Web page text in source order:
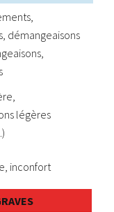
démangeaisons
légères
inconfort